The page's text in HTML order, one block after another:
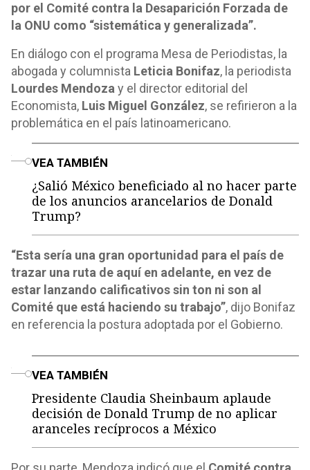
por el Comité contra la Desaparición Forzada de
la ONU como “sistemática y generalizada”.
En diálogo con el programa Mesa de Periodistas, la
abogada y columnista Leticia Bonifaz, la periodista
Lourdes Mendoza y el director editorial del
Economista, Luis Miguel González, se refirieron a la
problemática en el país latinoamericano.
VEA TAMBIÉN
¿Salió México beneficiado al no hacer parte
de los anuncios arancelarios de Donald
Trump?
“Esta sería una gran oportunidad para el país de
trazar una ruta de aquí en adelante, en vez de
estar lanzando calificativos sin ton ni son al
Comité que está haciendo su trabajo”, dijo Bonifaz
en referencia la postura adoptada por el Gobierno.
VEA TAMBIÉN
Presidente Claudia Sheinbaum aplaude
decisión de Donald Trump de no aplicar
aranceles recíprocos a México